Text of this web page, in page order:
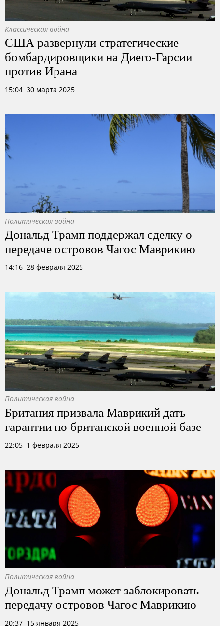
Классическая война
США развернули стратегические
бомбардировщики на Диего-Гарсии
против Ирана
15:04 30 марта 2025
Политическая война
Дональд Трамп поддержал сделку о
передаче островов Чагос Маврикию
14:16 28 февраля 2025
Политическая война
Британия призвала Маврикий дать
гарантии по британской военной базе
22:05 1 февраля 2025
Политическая война
Дональд Трамп может заблокировать
передачу островов Чагос Маврикию
20:37 15 января 2025